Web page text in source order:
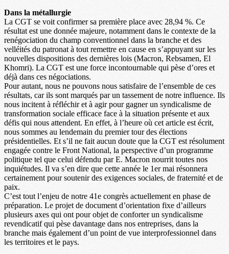
Dans la métallurgie
La CGT se voit confirmer sa première place avec 28,94 %. Ce
résultat est une donnée majeure, notamment dans le contexte de la
renégociation du champ conventionnel dans la branche et des
velléités du patronat à tout remettre en cause en s’appuyant sur les
nouvelles dispositions des dernières lois (Macron, Rebsamen, El
Khomri). La CGT est une force incontournable qui pèse d’ores et
déjà dans ces négociations.
Pour autant, nous ne pouvons nous satisfaire de l’ensemble de ces
résultats, car ils sont marqués par un tassement de notre influence. Ils
nous incitent à réfléchir et à agir pour gagner un syndicalisme de
transformation sociale efficace face à la situation présente et aux
défis qui nous attendent. En effet, à l’heure où cet article est écrit,
nous sommes au lendemain du premier tour des élections
présidentielles. Et s’il ne fait aucun doute que la CGT est résolument
engagée contre le Front National, la perspective d’un programme
politique tel que celui défendu par E. Macron nourrit toutes nos
inquiétudes. Il va s’en dire que cette année le 1er mai résonnera
certainement pour soutenir des exigences sociales, de fraternité et de
paix.
C’est tout l’enjeu de notre 41e congrès actuellement en phase de
préparation. Le projet de document d’orientation fixe d’ailleurs
plusieurs axes qui ont pour objet de conforter un syndicalisme
revendicatif qui pèse davantage dans nos entreprises, dans la
branche mais également d’un point de vue interprofessionnel dans
les territoires et le pays.